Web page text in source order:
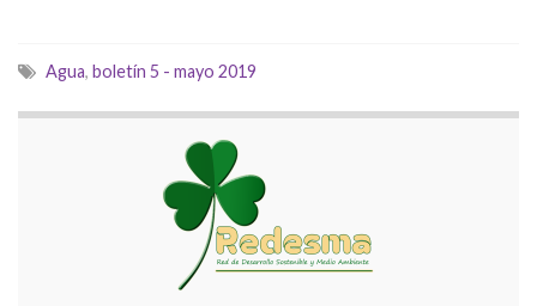
Agua, boletín 5 - mayo 2019